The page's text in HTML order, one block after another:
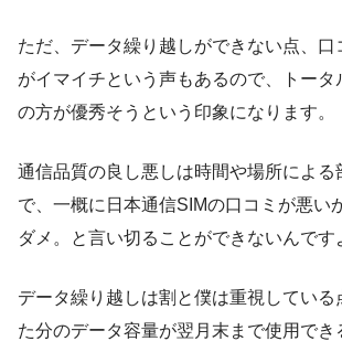
ただ、データ繰り越しができない点、口
がイマイチという声もあるので、トータ
の方が優秀そうという印象になります。
通信品質の良し悪しは時間や場所による
で、一概に日本通信SIMの口コミが悪い
ダメ。と言い切ることができないんです
データ繰り越しは割と僕は重視している
た分のデータ容量が翌月末まで使用でき